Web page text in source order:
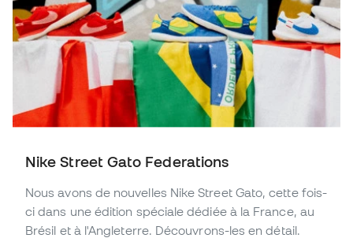
Nike Street Gato Federations
Nous avons de nouvelles Nike Street Gato, cette fois-
ci dans une édition spéciale dédiée à la France, au
Brésil et à l'Angleterre. Découvrons-les en détail.